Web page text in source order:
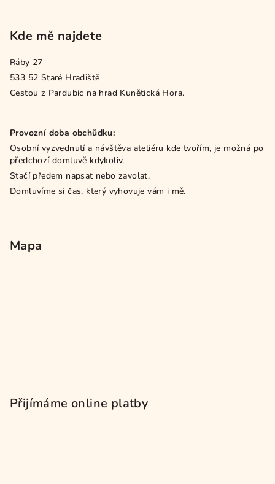
Kde mě najdete
Ráby 27
533 52 Staré Hradiště
Cestou z Pardubic na hrad Kunětická Hora.
Provozní doba obchůdku:
Osobní vyzvednutí a návštěva ateliéru kde tvořím, je možná po
předchozí domluvě kdykoliv.
Stačí předem napsat nebo zavolat.
Domluvíme si čas, který vyhovuje vám i mě.
Mapa
Přijímáme online platby